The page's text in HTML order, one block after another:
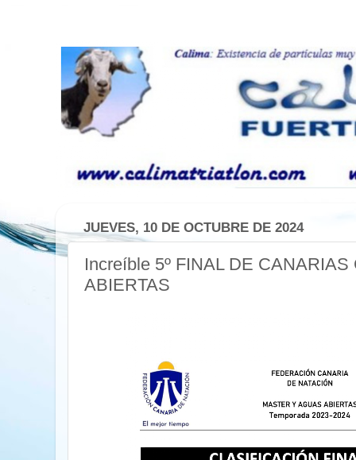
JUEVES, 10 DE OCTUBRE DE 2024
Increíble 5º FINAL DE CANARIAS
ABIERTAS